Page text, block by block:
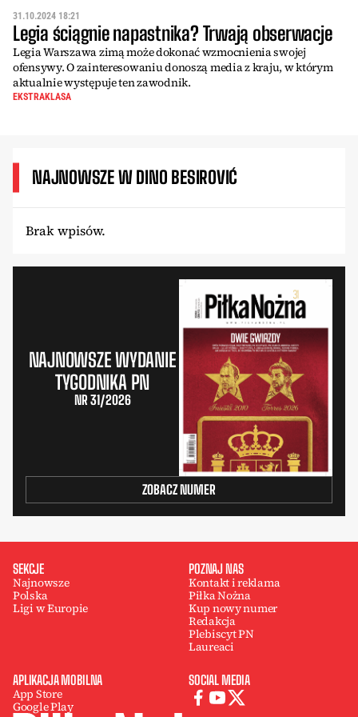
31.10.2024 18:21
Legia ściągnie napastnika? Trwają obserwacje
Legia Warszawa zimą może dokonać wzmocnienia swojej
ofensywy. O zainteresowaniu donoszą media z kraju, w którym
aktualnie występuje ten zawodnik.
EKSTRAKLASA
NAJNOWSZE W DINO BESIROVIĆ
Brak wpisów.
NAJNOWSZE WYDANIE
TYGODNIKA PN
NR 31/2026
ZOBACZ NUMER
SEKCJE
Najnowsze
Polska
Ligi w Europie
POZNAJ NAS
Kontakt i reklama
Piłka Nożna
Kup nowy numer
Redakcja
Plebiscyt PN
Laureaci
APLIKACJA MOBILNA
App Store
Google Play
SOCIAL MEDIA